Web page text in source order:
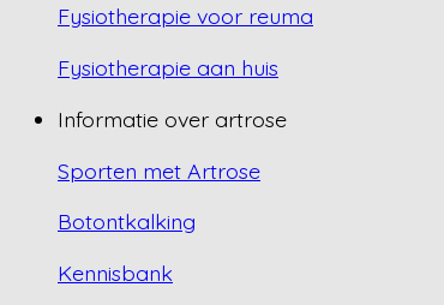
Fysiotherapie voor reuma
Fysiotherapie aan huis
Informatie over artrose
Sporten met Artrose
Botontkalking
Kennisbank